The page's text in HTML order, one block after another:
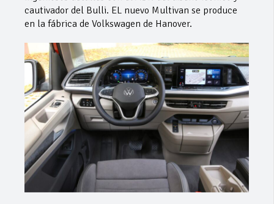
cautivador del Bulli. EL nuevo Multivan se produce
en la fábrica de Volkswagen de Hanover.